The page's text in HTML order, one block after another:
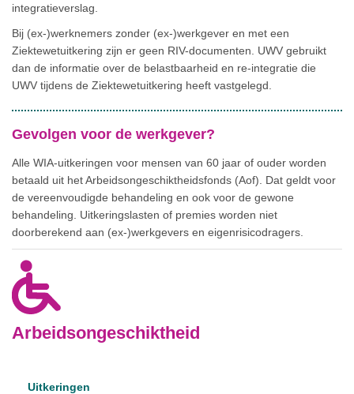
Arbeidsongeschiktheid
Uitkeringen
integratieverslag.
Bij (ex-)werknemers zonder (ex-)werkgever en met een
Ziektewetuitkering zijn er geen RIV-documenten. UWV gebruikt
dan de informatie over de belastbaarheid en re-integratie die
UWV tijdens de Ziektewetuitkering heeft vastgelegd.
Gevolgen voor de werkgever?
Alle WIA-uitkeringen voor mensen van 60 jaar of ouder worden
betaald uit het Arbeidsongeschiktheidsfonds (Aof). Dat geldt voor
de vereenvoudigde behandeling en ook voor de gewone
behandeling. Uitkeringslasten of premies worden niet
doorberekend aan (ex-)werkgevers en eigenrisicodragers.